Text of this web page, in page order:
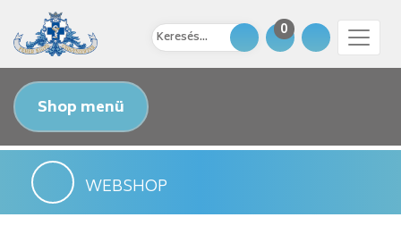
0
Shop menü
WEBSHOP